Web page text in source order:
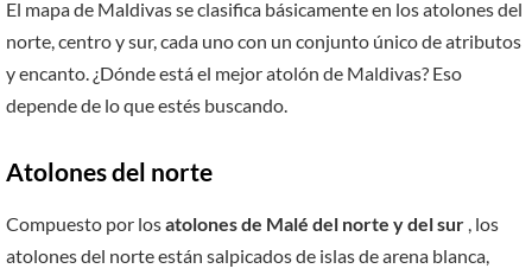
El mapa de Maldivas se clasifica básicamente en los atolones del
norte, centro y sur, cada uno con un conjunto único de atributos
y encanto. ¿Dónde está el mejor atolón de Maldivas? Eso
depende de lo que estés buscando.
Atolones del norte
Compuesto por losatolones de Malé del norte y del sur , los
atolones del norte están salpicados de islas de arena blanca,